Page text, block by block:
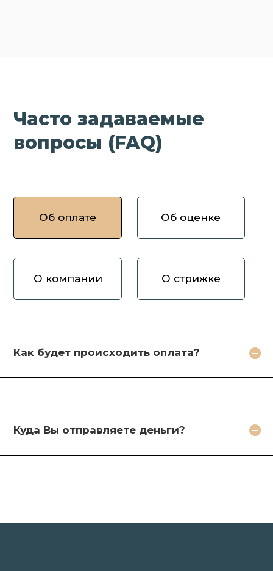
Часто задаваемые
вопросы (FAQ)
Об оплате Об оценке
О компании О стрижке
Как будет происходить оплата?
Куда Вы отправляете деньги?
Как вы оцениваете волосы?
Какое фото необходимо сделать?
Зачем продавать волосы Вам?
Какие бонусы я получу?
Кто будет стричь мои волосы?